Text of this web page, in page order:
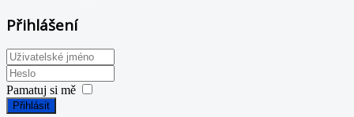
Přihlášení
Pamatuj si mě
Přihlásit